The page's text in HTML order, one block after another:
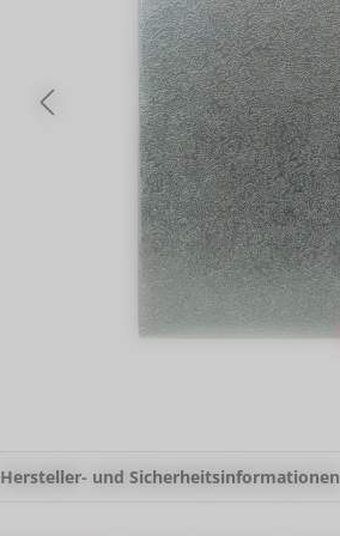
Hersteller- und Sicherheitsinformationen